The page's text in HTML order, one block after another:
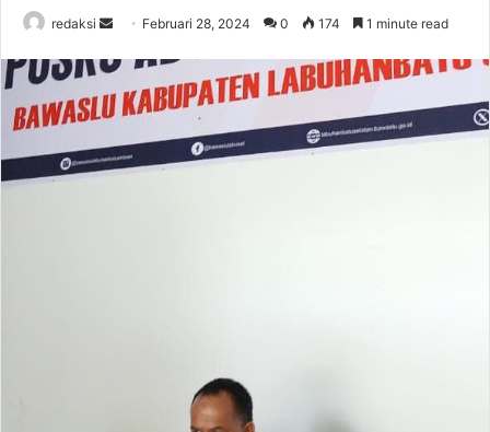
redaksi
Send
email
Februari 28, 2024 0 174 1 minute read